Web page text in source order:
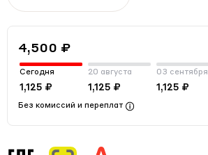
4,500 ₽
Сегодня
1,125 ₽
20 августа
1,125 ₽
03 сентября
1,125 ₽
Без комиссий и переплат